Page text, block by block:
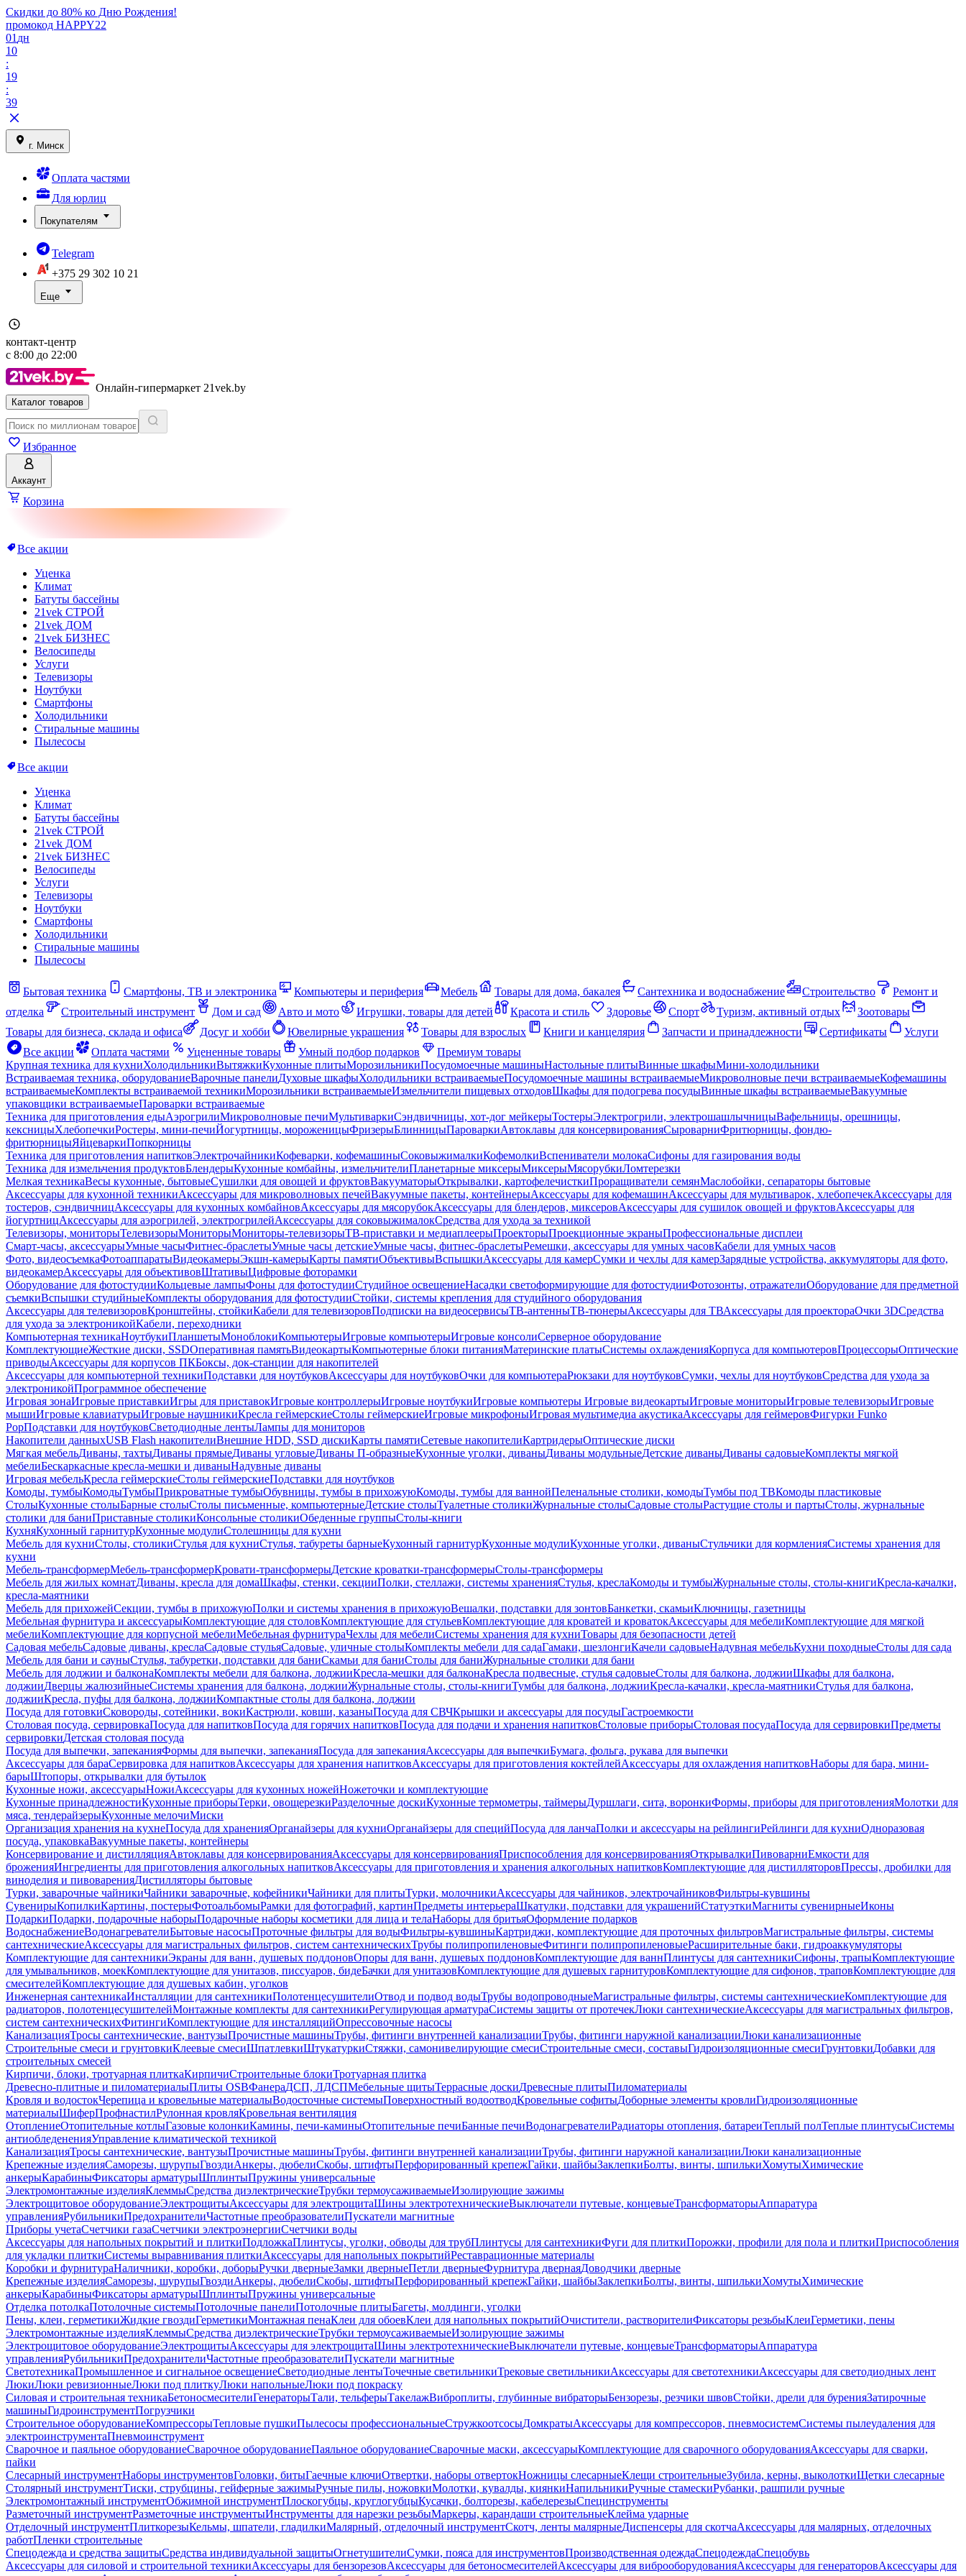
Скидки до 80% ко Дню Рождения!
промокод HAPPY22
01 дн
10
:
19
:
39
г. Минск
Оплата частями
Для юрлиц
Покупателям
Telegram
+375 29 302 10 21
Еще
контакт-центр
с 8:00 до 22:00
Онлайн-гипермаркет 21vek.by
Каталог товаров
Избранное
Аккаунт
Корзина
Все акции
Уценка
Климат
Батуты бассейны
21vek СТРОЙ
21vek ДОМ
21vek БИЗНЕС
Велосипеды
Услуги
Телевизоры
Ноутбуки
Смартфоны
Холодильники
Стиральные машины
Пылесосы
Все акции
Уценка
Климат
Батуты бассейны
21vek СТРОЙ
21vek ДОМ
21vek БИЗНЕС
Велосипеды
Услуги
Телевизоры
Ноутбуки
Смартфоны
Холодильники
Стиральные машины
Пылесосы
Бытовая техника Смартфоны, ТВ и электроника Компьютеры и периферия Мебель Товары для дома, бакалея Сантехника и водоснабжение Строительство
Ремонт и
отделка
Строительный инструмент Дом и сад Авто и мото Игрушки, товары для детей Красота и стиль Здоровье Спорт Туризм, активный отдых
Зоотовары
Товары для бизнеса, склада и офиса
Досуг и хобби Ювелирные украшения Товары для взрослых Книги и канцелярия Запчасти и принадлежности Сертификаты
Услуги
Все акции
Оплата частями Уцененные товары Умный подбор подарков
Премиум товары
Крупная техника для кухниХолодильникиВытяжкиКухонные плитыМорозильникиПосудомоечные машиныНастольные плитыВинные шкафыМини-холодильники
Встраиваемая техника, оборудованиеВарочные панелиДуховые шкафыХолодильники встраиваемыеПосудомоечные машины встраиваемыеМикроволновые печи встраиваемыеКофемашины
встраиваемыеКомплекты встраиваемой техникиМорозильники встраиваемыеИзмельчители пищевых отходовШкафы для подогрева посудыВинные шкафы встраиваемыеВакуумные
упаковщики встраиваемыеПароварки встраиваемые
Техника для приготовления едыАэрогрилиМикроволновые печиМультиваркиСэндвичницы, хот-дог мейкерыТостерыЭлектрогрили, электрошашлычницыВафельницы, орешницы,
кексницыХлебопечкиРостеры, мини-печиЙогуртницы, мороженицыФризерыБлинницыПароваркиАвтоклавы для консервированияСыроварниФритюрницы, фондю-
фритюрницыЯйцеваркиПопкорницы
Техника для приготовления напитковЭлектрочайникиКофеварки, кофемашиныСоковыжималкиКофемолкиВспениватели молокаСифоны для газирования воды
Техника для измельчения продуктовБлендерыКухонные комбайны, измельчителиПланетарные миксерыМиксерыМясорубкиЛомтерезки
Мелкая техникаВесы кухонные, бытовыеСушилки для овощей и фруктовВакууматорыОткрывалки, картофелечисткиПроращиватели семянМаслобойки, сепараторы бытовые
Аксессуары для кухонной техникиАксессуары для микроволновых печейВакуумные пакеты, контейнерыАксессуары для кофемашинАксессуары для мультиварок, хлебопечекАксессуары для
тостеров, сэндвичницАксессуары для кухонных комбайновАксессуары для мясорубокАксессуары для блендеров, миксеровАксессуары для сушилок овощей и фруктовАксессуары для
йогуртницАксессуары для аэрогрилей, электрогрилейАксессуары для соковыжималокСредства для ухода за техникой
Телевизоры, мониторыТелевизорыМониторыМониторы-телевизорыТВ-приставки и медиаплеерыПроекторыПроекционные экраныПрофессиональные дисплеи
Смарт-часы, аксессуарыУмные часыФитнес-браслетыУмные часы детскиеУмные часы, фитнес-браслетыРемешки, аксессуары для умных часовКабели для умных часов
Фото, видеосъемкаФотоаппаратыВидеокамерыЭкшн-камерыКарты памятиОбъективыВспышкиАксессуары для камерСумки и чехлы для камерЗарядные устройства, аккумуляторы для фото,
видеокамерАксессуары для объективовШтативыЦифровые фоторамки
Оборудование для фотостудииКольцевые лампыФоны для фотостудииСтудийное освещениеНасадки светоформирующие для фотостудииФотозонты, отражателиОборудование для предметной
съемкиВспышки студийныеКомплекты оборудования для фотостудииСтойки, системы крепления для студийного оборудования
Аксессуары для телевизоровКронштейны, стойкиКабели для телевизоровПодписки на видеосервисыТВ-антенныТВ-тюнерыАксессуары для ТВАксессуары для проектораОчки 3DСредства
для ухода за электроникойКабели, переходники
Компьютерная техникаНоутбукиПланшетыМоноблокиКомпьютерыИгровые компьютерыИгровые консолиСерверное оборудование
КомплектующиеЖесткие диски, SSDОперативная памятьВидеокартыКомпьютерные блоки питанияМатеринские платыСистемы охлажденияКорпуса для компьютеровПроцессорыОптические
приводыАксессуары для корпусов ПКБоксы, док-станции для накопителей
Аксессуары для компьютерной техникиПодставки для ноутбуковАксессуары для ноутбуковОчки для компьютераРюкзаки для ноутбуковСумки, чехлы для ноутбуковСредства для ухода за
электроникойПрограммное обеспечение
Игровая зонаИгровые приставкиИгры для приставокИгровые контроллерыИгровые ноутбукиИгровые компьютеры Игровые видеокартыИгровые мониторыИгровые телевизорыИгровые
мышиИгровые клавиатурыИгровые наушникиКресла геймерскиеСтолы геймерскиеИгровые микрофоныИгровая мультимедиа акустикаАксессуары для геймеровФигурки Funko
PopПодставки для ноутбуковСветодиодные лентыЛампы для мониторов
Накопители данныхUSB Flash накопителиВнешние HDD, SSD дискиКарты памятиСетевые накопителиКартридерыОптические диски
Мягкая мебельДиваны, тахтыДиваны прямыеДиваны угловыеДиваны П-образныеКухонные уголки, диваныДиваны модульныеДетские диваныДиваны садовыеКомплекты мягкой
мебелиБескаркасные кресла-мешки и диваныНадувные диваны
Игровая мебельКресла геймерскиеСтолы геймерскиеПодставки для ноутбуков
Комоды, тумбыКомодыТумбыПрикроватные тумбыОбувницы, тумбы в прихожуюКомоды, тумбы для ваннойПеленальные столики, комодыТумбы под ТВКомоды пластиковые
СтолыКухонные столыБарные столыСтолы письменные, компьютерныеДетские столыТуалетные столикиЖурнальные столыСадовые столыРастущие столы и партыСтолы, журнальные
столики для баниПриставные столикиКонсольные столикиОбеденные группыСтолы-книги
КухняКухонный гарнитурКухонные модулиСтолешницы для кухни
Мебель для кухниСтолы, столикиСтулья для кухниСтулья, табуреты барныеКухонный гарнитурКухонные модулиКухонные уголки, диваныСтульчики для кормленияСистемы хранения для
кухни
Мебель-трансформерМебель-трансформерКровати-трансформерыДетские кроватки-трансформерыСтолы-трансформеры
Мебель для жилых комнатДиваны, кресла для домаШкафы, стенки, секцииПолки, стеллажи, системы храненияСтулья, креслаКомоды и тумбыЖурнальные столы, столы-книгиКресла-качалки,
кресла-маятники
Мебель для прихожейСекции, тумбы в прихожуюПолки и системы хранения в прихожуюВешалки, подставки для зонтовБанкетки, скамьиКлючницы, газетницы
Мебельная фурнитура и аксессуарыКомплектующие для столовКомплектующие для стульевКомплектующие для кроватей и кроватокАксессуары для мебелиКомплектующие для мягкой
мебелиКомплектующие для корпусной мебелиМебельная фурнитураЧехлы для мебелиСистемы хранения для кухниТовары для безопасности детей
Садовая мебельСадовые диваны, креслаСадовые стульяСадовые, уличные столыКомплекты мебели для садаГамаки, шезлонгиКачели садовыеНадувная мебельКухни походныеСтолы для сада
Мебель для бани и сауныСтулья, табуретки, подставки для баниСкамьи для баниСтолы для баниЖурнальные столики для бани
Мебель для лоджии и балконаКомплекты мебели для балкона, лоджииКресла-мешки для балконаКресла подвесные, стулья садовыеСтолы для балкона, лоджииШкафы для балкона,
лоджииДверцы жалюзийныеСистемы хранения для балкона, лоджииЖурнальные столы, столы-книгиТумбы для балкона, лоджииКресла-качалки, кресла-маятникиСтулья для балкона,
лоджииКресла, пуфы для балкона, лоджииКомпактные столы для балкона, лоджии
Посуда для готовкиСковороды, сотейники, вокиКастрюли, ковши, казаныПосуда для СВЧКрышки и аксессуары для посудыГастроемкости
Столовая посуда, сервировкаПосуда для напитковПосуда для горячих напитковПосуда для подачи и хранения напитковСтоловые приборыСтоловая посудаПосуда для сервировкиПредметы
сервировкиДетская столовая посуда
Посуда для выпечки, запеканияФормы для выпечки, запеканияПосуда для запеканияАксессуары для выпечкиБумага, фольга, рукава для выпечки
Аксессуары для бараСервировка для напитковАксессуары для хранения напитковАксессуары для приготовления коктейлейАксессуары для охлаждения напитковНаборы для бара, мини-
барыШтопоры, открывалки для бутылок
Кухонные ножи, аксессуарыНожиАксессуары для кухонных ножейНожеточки и комплектующие
Кухонные принадлежностиКухонные приборыТерки, овощерезкиРазделочные доскиКухонные термометры, таймерыДуршлаги, сита, воронкиФормы, приборы для приготовленияМолотки для
мяса, тендерайзерыКухонные мелочиМиски
Организация хранения на кухнеПосуда для храненияОрганайзеры для кухниОрганайзеры для специйПосуда для ланчаПолки и аксессуары на рейлингиРейлинги для кухниОдноразовая
посуда, упаковкаВакуумные пакеты, контейнеры
Консервирование и дистилляцияАвтоклавы для консервированияАксессуары для консервированияПриспособления для консервированияОткрывалкиПивоварниЕмкости для
броженияИнгредиенты для приготовления алкогольных напитковАксессуары для приготовления и хранения алкогольных напитковКомплектующие для дистилляторовПрессы, дробилки для
виноделия и пивоваренияДистилляторы бытовые
Турки, заварочные чайникиЧайники заварочные, кофейникиЧайники для плитыТурки, молочникиАксессуары для чайников, электрочайниковФильтры-кувшины
СувенирыКопилкиКартины, постерыФотоальбомыРамки для фотографий, картинПредметы интерьераШкатулки, подставки для украшенийСтатуэткиМагниты сувенирныеИконы
ПодаркиПодарки, подарочные наборыПодарочные наборы косметики для лица и телаНаборы для бритьяОформление подарков
ВодоснабжениеВодонагревателиБытовые насосыПроточные фильтры для водыФильтры-кувшиныКартриджи, комплектующие для проточных фильтровМагистральные фильтры, системы
сантехническиеАксессуары для магистральных фильтров, систем сантехническихТрубы полипропиленовыеФитинги полипропиленовыеРасширительные баки, гидроаккумуляторы
Комплектующие для сантехникиЭкраны для ванн, душевых поддоновОпоры для ванн, душевых поддоновКомплектующие для ваннПлинтусы для сантехникиСифоны, трапыКомплектующие
для умывальников, моекКомплектующие для унитазов, писсуаров, бидеБачки для унитазовКомплектующие для душевых гарнитуровКомплектующие для сифонов, траповКомплектующие для
смесителейКомплектующие для душевых кабин, уголков
Инженерная сантехникаИнсталляции для сантехникиПолотенцесушителиОтвод и подвод водыТрубы водопроводныеМагистральные фильтры, системы сантехническиеКомплектующие для
радиаторов, полотенцесушителейМонтажные комплекты для сантехникиРегулирующая арматураСистемы защиты от протечекЛюки сантехническиеАксессуары для магистральных фильтров,
систем сантехническихФитингиКомплектующие для инсталляцийОпрессовочные насосы
КанализацияТросы сантехнические, вантузыПрочистные машиныТрубы, фитинги внутренней канализацииТрубы, фитинги наружной канализацииЛюки канализационные
Строительные смеси и грунтовкиКлеевые смесиШпатлевкиШтукатуркиСтяжки, самонивелирующие смесиСтроительные смеси, составыГидроизоляционные смесиГрунтовкиДобавки для
строительных смесей
Кирпичи, блоки, тротуарная плиткаКирпичиСтроительные блокиТротуарная плитка
Древесно-плитные и пиломатериалыПлиты OSBФанераДСП, ЛДСПМебельные щитыТеррасные доскиДревесные плитыПиломатериалы
Кровля и водостокЧерепица и кровельные материалыВодосточные системыПоверхностный водоотводКровельные софитыДоборные элементы кровлиГидроизоляционные
материалыШиферПрофнастилРулонная кровляКровельная вентиляция
ОтоплениеОтопительные котлыГазовые колонкиКамины, печи-каминыОтопительные печиБанные печиВодонагревателиРадиаторы отопления, батареиТеплый полТеплые плинтусыСистемы
антиобледененияУправление климатической техникой
КанализацияТросы сантехнические, вантузыПрочистные машиныТрубы, фитинги внутренней канализацииТрубы, фитинги наружной канализацииЛюки канализационные
Крепежные изделияСаморезы, шурупыГвоздиАнкеры, дюбелиСкобы, штифтыПерфорированный крепежГайки, шайбыЗаклепкиБолты, винты, шпилькиХомутыХимические
анкерыКарабиныФиксаторы арматурыШплинтыПружины универсальные
Электромонтажные изделияКлеммыСредства диэлектрическиеТрубки термоусаживаемыеИзолирующие зажимы
Электрощитовое оборудованиеЭлектрощитыАксессуары для электрощитаШины электротехническиеВыключатели путевые, концевыеТрансформаторыАппаратура
управленияРубильникиПредохранителиЧастотные преобразователиПускатели магнитные
Приборы учетаСчетчики газаСчетчики электроэнергииСчетчики воды
Аксессуары для напольных покрытий и плиткиПодложкаПлинтусы, уголки, обводы для трубПлинтусы для сантехникиФуги для плиткиПорожки, профили для пола и плиткиПриспособления
для укладки плиткиСистемы выравнивания плиткиАксессуары для напольных покрытийРеставрационные материалы
Коробки и фурнитураНаличники, коробки, доборыРучки дверныеЗамки дверныеПетли дверныеФурнитура двернаяДоводчики дверные
Крепежные изделияСаморезы, шурупыГвоздиАнкеры, дюбелиСкобы, штифтыПерфорированный крепежГайки, шайбыЗаклепкиБолты, винты, шпилькиХомутыХимические
анкерыКарабиныФиксаторы арматурыШплинтыПружины универсальные
Отделка потолкаПотолочные системыПотолочные панелиПотолочные плитыБагеты, молдинги, уголки
Пены, клеи, герметикиЖидкие гвоздиГерметикиМонтажная пенаКлеи для обоевКлеи для напольных покрытийОчистители, растворителиФиксаторы резьбыКлеиГерметики, пены
Электромонтажные изделияКлеммыСредства диэлектрическиеТрубки термоусаживаемыеИзолирующие зажимы
Электрощитовое оборудованиеЭлектрощитыАксессуары для электрощитаШины электротехническиеВыключатели путевые, концевыеТрансформаторыАппаратура
управленияРубильникиПредохранителиЧастотные преобразователиПускатели магнитные
СветотехникаПромышленное и сигнальное освещениеСветодиодные лентыТочечные светильникиТрековые светильникиАксессуары для светотехникиАксессуары для светодиодных лент
ЛюкиЛюки ревизионныеЛюки под плиткуЛюки напольныеЛюки под покраску
Силовая и строительная техникаБетоносмесителиГенераторыТали, тельферыТакелажВиброплиты, глубинные вибраторыБензорезы, резчики швовСтойки, дрели для буренияЗатирочные
машиныГидроинструментПогрузчики
Строительное оборудованиеКомпрессорыТепловые пушкиПылесосы профессиональныеСтружкоотсосыДомкратыАксессуары для компрессоров, пневмосистемСистемы пылеудаления для
электроинструментаПневмоинструмент
Сварочное и паяльное оборудованиеСварочное оборудованиеПаяльное оборудованиеСварочные маски, аксессуарыКомплектующие для сварочного оборудованияАксессуары для сварки,
пайки
Слесарный инструментНаборы инструментовГоловки, битыГаечные ключиОтвертки, наборы отвертокНожницы слесарныеКлещи строительныеЗубила, керны, выколоткиЩетки слесарные
Столярный инструментТиски, струбцины, гейферные зажимыРучные пилы, ножовкиМолотки, кувалды, киянкиНапильникиРучные стамескиРубанки, рашпили ручные
Электромонтажный инструментОбжимной инструментПлоскогубцы, круглогубцыКусачки, болторезы, кабелерезыСпецинструменты
Разметочный инструментРазметочные инструментыИнструменты для нарезки резьбыМаркеры, карандаши строительныеКлейма ударные
Отделочный инструментПлиткорезыКельмы, шпатели, гладилкиМалярный, отделочный инструментСкотч, ленты малярныеДиспенсеры для скотчаАксессуары для малярных, отделочных
работПленки строительные
Спецодежда и средства защитыСредства индивидуальной защитыОгнетушителиСумки, пояса для инструментовПроизводственная одеждаСпецодеждаСпецобувь
Аксессуары для силовой и строительной техникиАксессуары для бензорезовАксессуары для бетоносмесителейАксессуары для виброоборудованияАксессуары для генераторовАксессуары для